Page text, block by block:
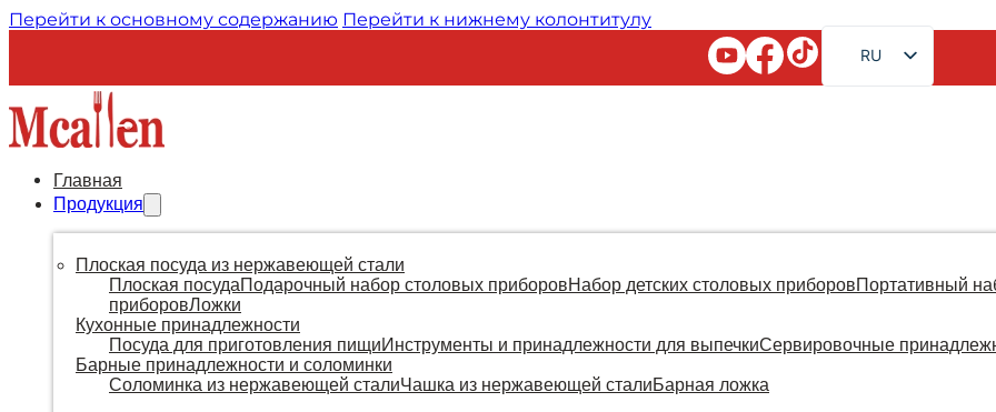
Перейти к основному содержанию Перейти к нижнему колонтитулу
RU
EN
DE
ES
KO
Главная
Продукция
Плоская посуда из нержавеющей стали
Плоская посудаПодарочный набор столовых приборовНабор детских столовых приборовПортативный
приборовЛожки
Кухонные принадлежности
Посуда для приготовления пищиИнструменты и принадлежности для выпечкиСервировочные
Барные принадлежности и соломинки
Соломинка из нержавеющей сталиЧашка из нержавеющей сталиБарная ложка